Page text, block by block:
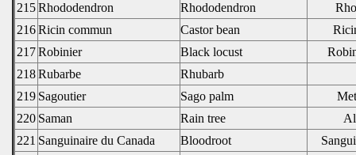
215Rhododendron Rhododendron
216Ricin commun Castor bean
217Robinier Black locust
218Rubarbe
Rhubarb
219 Sagoutier Sago palm
220 Saman Rain tree
221 Sanguinaire du Canada Bloodroot